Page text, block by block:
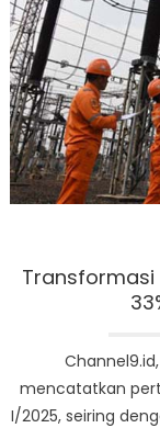
Transformasi
mencatatkan
I/2025, seiring